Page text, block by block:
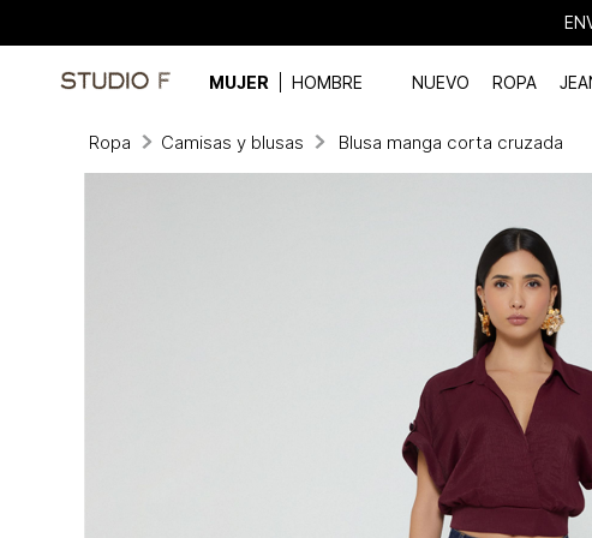
MUJER HOMBRE NUEVO ROPA
Ropa Camisas y blusas Blusa manga corta cruzada